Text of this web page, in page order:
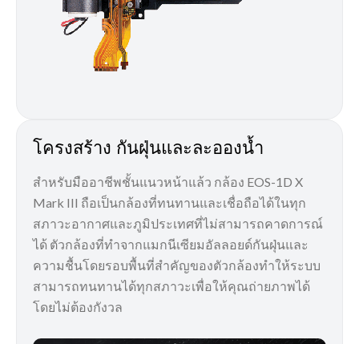
โครงสร้าง กันฝุ่นและละอองน้ำ
สำหรับมืออาชีพชั้นแนวหน้าแล้ว กล้อง EOS-1D X
Mark III ถือเป็นกล้องที่ทนทานและเชื่อถือได้ในทุก
สภาวะอากาศและภูมิประเทศที่ไม่สามารถคาดการณ์
ได้ ตัวกล้องที่ทำจากแมกนีเซียมอัลลอยด์กันฝุ่นและ
ความชื้นโดยรอบพื้นที่สำคัญของตัวกล้องทำให้ระบบ
สามารถทนทานได้ทุกสภาวะเพื่อให้คุณถ่ายภาพได้
โดยไม่ต้องกังวล